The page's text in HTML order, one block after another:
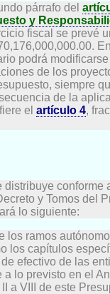
párrafo del
y
fiscal se prevé
podrá
de los
siempre
de la
el artículo 4,
distribuye conforme
y Tomos del
lo siguiente:
los ramos
los capítulos
efectivo de las
a lo previsto en el
a VIII de este